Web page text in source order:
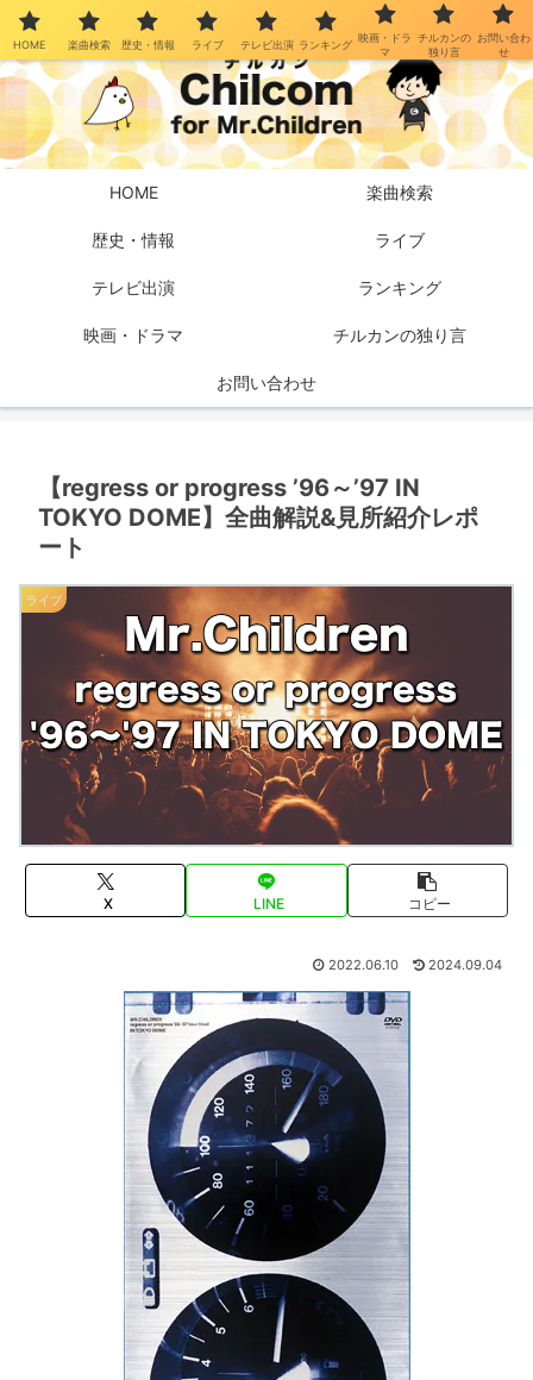
HOME 楽曲検索
歴史・情報 ライブ
テレビ出演 ランキング
映画・ドラマ チルカンの独り言
お問い合わせ
【regress or progress ’96～’97 IN
TOKYO DOME】全曲解説&見所紹介レポ
ート
ライブ
X LINE コピー
2022.06.10 2024.09.04
HOME 楽曲検索 歴史・情報 ライブ テレビ出演 ランキング
映画・ドラ
マ
チルカンの
独り言
お問い合わ
せ